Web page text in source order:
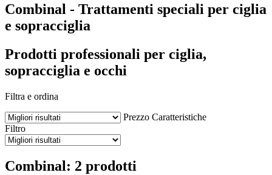
Combinal - Trattamenti speciali per ciglia
e sopracciglia
Prodotti professionali per ciglia,
sopracciglia e occhi
Filtra e ordina
Prezzo Caratteristiche
Filtro
Combinal: 2 prodotti